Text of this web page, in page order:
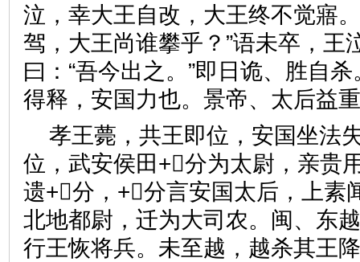
泣，幸大王自改，大王终不觉寤
驾，大王尚谁攀乎？”语未卒，王
曰：“吾今出之。”即日诡、胜自
得释，安国力也。景帝、太
孝王薨，共王即位，安国坐法
位，武安侯田+分为太尉，亲贵
遗+分，+分言安国太后，上素
北地都尉，迁为大司农。闽、东
行王恢将兵。未至越，越杀其王